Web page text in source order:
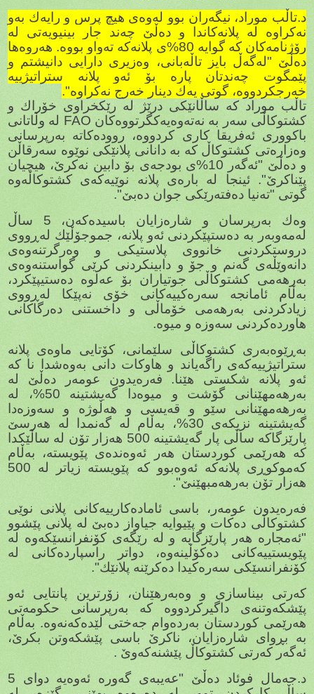
د.تاڵب موراد، نیگەران بوو لەوەی هیچ پرس و رایەك بەو
نەكراوە لە پلانەكاندا و دەڵێ چەند جار بینیویەتی لە
رۆژنامەكان كە گوایە 80%ی پلانەكە تەواو بووە. هەروەها
دەڵێ "لەگەڵ بایز تاڵەبانی، وەزیری دارایی دانیشتم و
پێمگوت چەندتان پارە بۆ ئەو پلانە ستراتیژییە
خەرجكردووە، گوتی یەك دینار خەرج نەكراوە".
تاڵب موراد كە ساڵانێكی درێژ لە رێكخراوی خۆراك و
كشتوكاڵی سەر بە نەتەوەیەكگرتووەكان FAO لە وڵاتانی
باكووری ئەفریقا كاری كردووە، روودەكاتە بەرپرسانی
وەزارەتی كشتوكاڵ كە بە دانانی پلانێكی نوێوە سەرقاڵن
و دەڵێ "ئەگەر 10%ی بودجەی بۆ دابین نەكرێ، هیچیان
پێناكرێ". ئینجا لە بارەی پلانە نوێیەكەی كشتوكاڵەوە
گوتی "تەنیا دەفتەرێكی جوان دەبێ".
وەك بەرپرسان و شارەزایان باسیدەكەن، 5 ساڵ
لەمەوبەر بە دەستپێكردنی ئەو پلانە، جموجۆڵێك لەڕووی
دروستكردنی خانووی پلاستیكی و وەرگرتنەوەی
دانەوێڵەی گەنم و جۆ و دابینكردنی كرێی گواستنەوەی
بەرهەمی كشتوكاڵی جوتیاران بۆ عەلوە دەستیپێكرد،
بەڵام ئامانجە سەرەكییەكانی خۆی نەپێكا لەڕووی
زیادكردنی بەرهەمی خۆماڵی و داخستنی دەرگاكانی
هاوردەكردنی سەوزە و میوە.
بەڕێوەبەری كشتوكاڵی سلێمانی، كۆتایی ماوەی پلانە
ستراتیژییەكەی راگەیاند و هاوكات دانی بەوەشدا نا كە
ئەو پلانە شكستی هێنا. فەرەیدون عومەر دەڵێ لە
بەرهەمهێنانی گۆشت و میوەدا گەیشتینە 50%، لە
بەرهەمهێنانی سێو و قەیسی و هەڵوژە و سەوزەدا
گەیشتینە نزیكەی 30%، بەڵام لە گەنمدا لە هەرسێ
پارێزگاكە ساڵی پار گەیشتینە 500 هەزار تۆن لە ساڵێكدا
كە هەرێمی كوردستان هەر ئەوەندەی پێویستە، بەڵام
كەموكوڕی پلانەكە ئەوەبوو كە پێویستە زیاتر لە 500
هەزار تۆن بەرهەمبهێنێ".
فەرەیدون عومەر، باسی ئامادەكارییەكانی پلانی نوێی
كشتوكاڵی دەكات و پێیوایە جیاواز دەبێ لە پلانی پێشوو
"ئەمجارە هەر پارێزگایە و لە رێگەی كۆنفرانسێكەوە لە
پێویستییەكانی دەكۆڵینەوە، دواتر راسپاردەكانی لە
كۆنفرانسێكی سەرەكیدا دەكرێنە پلانێك".
كەرتی بیناسازی و وەبەرهێنان، زۆرترین پانتایی ئەو
پێشكەوتنەی داگیركردووە كە بەرپرسانی حكومەتی
هەرێمی كوردستان بەردەوام جەختی لێدەكەنەوە. بەڵام
بە بڕوای شارەزایان، ناكرێ باسی پێشكەوتن بكرێ،
ئەگەر كەرتی كشتوكاڵ پێشنەكەوێ .
د.جەمال فوئاد دەڵێ "عەیبەی گەورە ئەوەیە دوای 5